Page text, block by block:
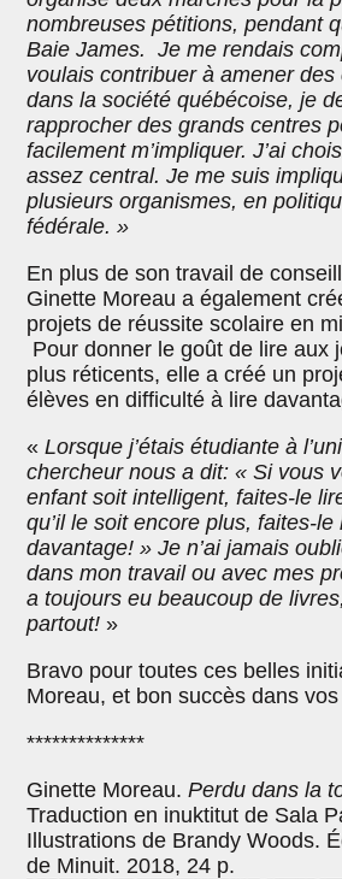
nombreuses pétitions, pendant
Baie James.
Je me rendais
voulais contribuer à amener
dans la société québécoise, je
rapprocher des grands centres
facilement m’impliquer. J’ai
assez central. Je me suis
plusieurs organismes, en
fédérale. »
En plus de son travail de
Ginette Moreau a également
projets de réussite scolaire en
Pour donner le goût de lire aux
plus réticents, elle a créé un
élèves en difficulté à lire
«Lorsque j’étais étudiante à
chercheur nous a dit: « Si vous
enfant soit intelligent, faites-le
qu’il le soit encore plus, faites-le
davantage! » Je n’ai jamais
dans mon travail ou avec mes
a toujours eu beaucoup de
partout! »
Bravo pour toutes ces belles
Moreau, et bon succès dans
**************
Ginette Moreau.Perdu dans la
Traduction en inuktitut de Sala
Illustrations de Brandy Woods.
de Minuit. 2018, 24 p.